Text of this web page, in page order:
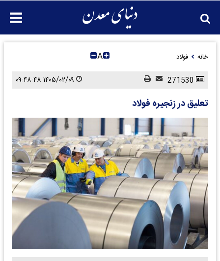
خانه فولاد A
تعلیق در زنجیره فولاد